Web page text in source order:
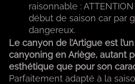
raisonnable :
début de saison car par
dangereux.
Le canyon de l’Artigue est
canyoning en Ariège, autant
esthétique que pour son
Parfaitement adapté à la